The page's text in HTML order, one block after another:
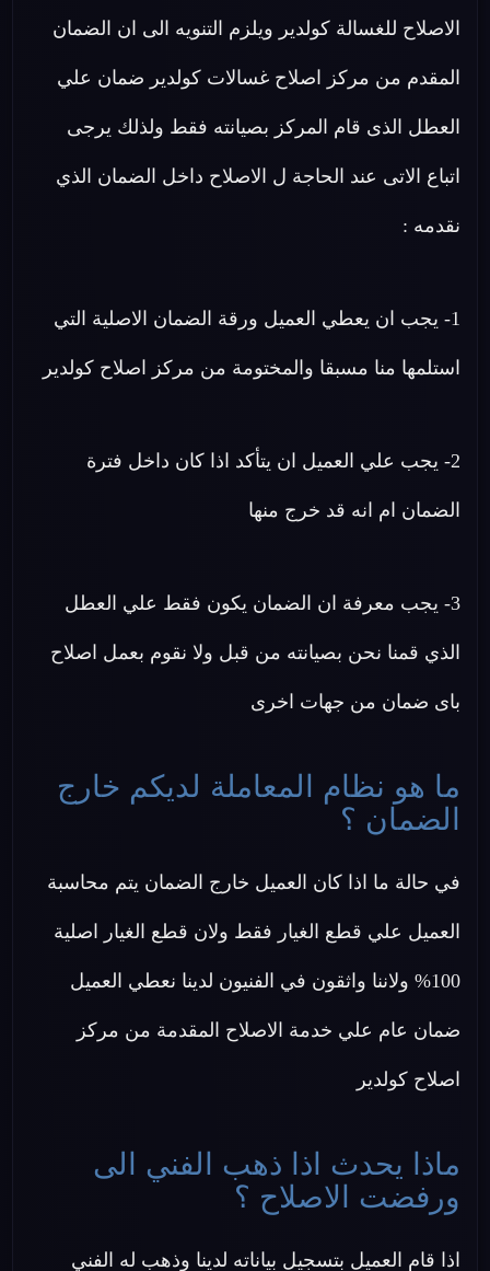
الاصلاح للغسالة كولدير ويلزم التنويه الى ان الضمان
المقدم من مركز اصلاح غسالات كولدير ضمان علي
العطل الذى قام المركز بصيانته فقط ولذلك يرجى
اتباع الاتى عند الحاجة ل الاصلاح داخل الضمان الذي
نقدمه :
1- يجب ان يعطي العميل ورقة الضمان الاصلية التي
استلمها منا مسبقا والمختومة من مركز اصلاح كولدير
2- يجب علي العميل ان يتأكد اذا كان داخل فترة
الضمان ام انه قد خرج منها
3- يجب معرفة ان الضمان يكون فقط علي العطل
الذي قمنا نحن بصيانته من قبل ولا نقوم بعمل اصلاح
باى ضمان من جهات اخرى
ما هو نظام المعاملة لديكم خارج
الضمان ؟
في حالة ما اذا كان العميل خارج الضمان يتم محاسبة
العميل علي قطع الغيار فقط ولان قطع الغيار اصلية
100% ولاننا واثقون في الفنيون لدينا نعطي العميل
ضمان عام علي خدمة الاصلاح المقدمة من مركز
اصلاح كولدير
ماذا يحدث اذا ذهب الفني الى
ورفضت الاصلاح ؟
اذا قام العميل بتسجيل بياناته لدينا وذهب له الفني